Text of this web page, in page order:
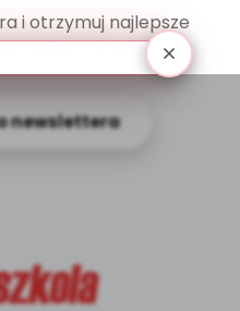
i otrzymuj najlepsze
swoją skrzynkę
newslettera